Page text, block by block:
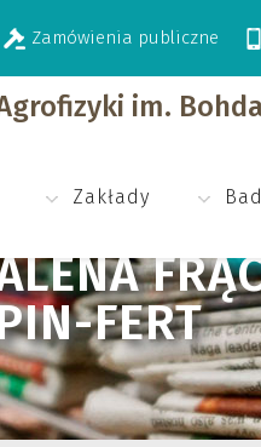
Zamówienia publiczne
im.
Zakłady
FERT
na konferencji prasowej